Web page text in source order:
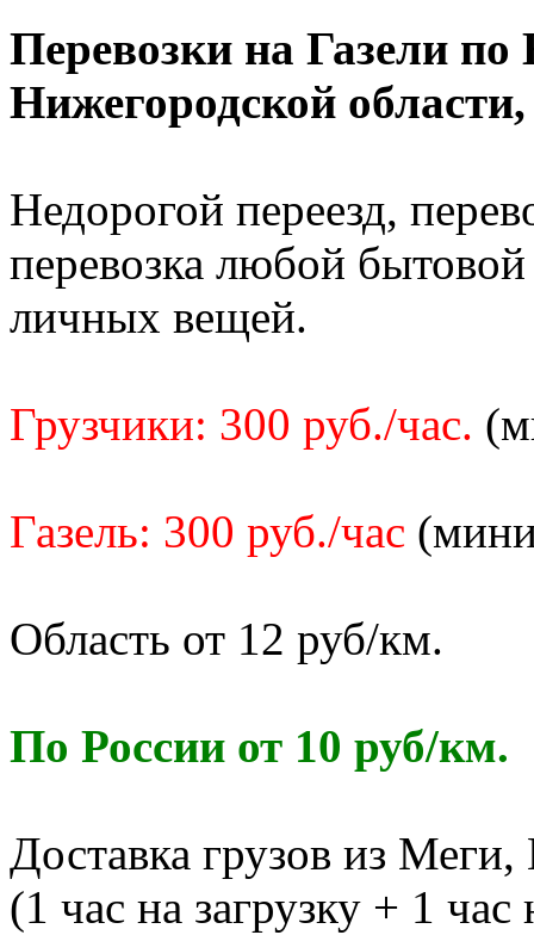
Перевозки на Газели
Нижегородской
Недорогой переезд,
перевозка любой
личных вещей.
Грузчики: 300 руб./час.
Газель: 300 руб./час
Область от 12 руб/км.
По России от 10 руб/км.
Доставка грузов из
(1 час на загрузку + 1